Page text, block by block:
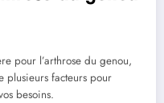
pour l’arthrose du genou,
plusieurs facteurs pour
besoins.